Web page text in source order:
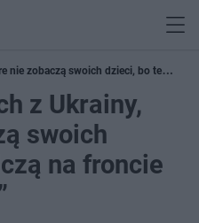
nie zobaczą swoich dzieci, bo te
z Ukrainy,
swoich
na froncie